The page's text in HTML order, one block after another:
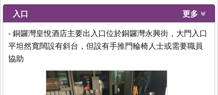
入口 更多
- 銅鑼灣皇悅酒店主要出入口位於銅鑼灣永興街，大門入口
平坦然寬闊設有斜台，但設有手推門輪椅人士或需要職員
協助